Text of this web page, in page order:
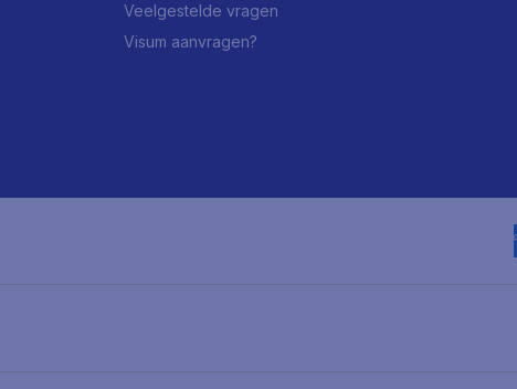
Veelgestelde vragen
Visum aanvragen?